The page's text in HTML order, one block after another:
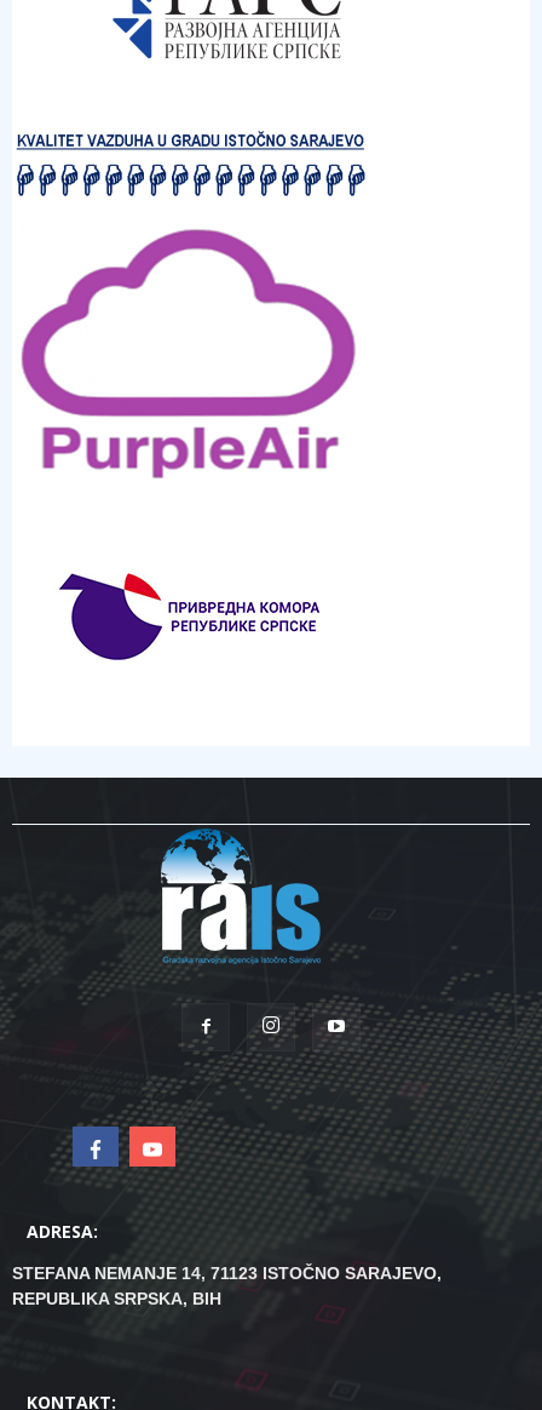
ADRESA:
STEFANA NEMANJE 14, 71123 ISTOČNO SARAJEVO,
REPUBLIKA SRPSKA, BIH
KONTAKT: